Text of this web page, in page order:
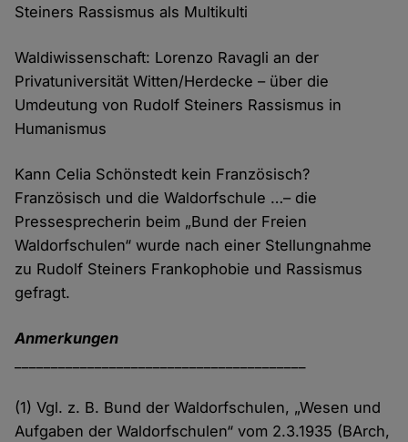
Steiners Rassismus als Multikulti
Waldiwissenschaft: Lorenzo Ravagli an der
Privatuniversität Witten/Herdecke – über die
Umdeutung von Rudolf Steiners Rassismus in
Humanismus
Kann Celia Schönstedt kein Französisch?
Französisch und die Waldorfschule …– die
Pressesprecherin beim „Bund der Freien
Waldorfschulen“ wurde nach einer Stellungnahme
zu Rudolf Steiners Frankophobie und Rassismus
gefragt.
Anmerkungen
(1) Vgl. z. B. Bund der Waldorfschulen, „Wesen und
Aufgaben der Waldorfschulen“ vom 2.3.1935 (BArch,